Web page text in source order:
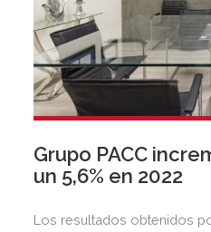
Grupo PACC
un 5,6% en 2022
Los resultados obtenidos